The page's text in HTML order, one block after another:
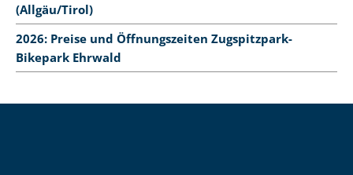
(Allgäu/Tirol)
2026: Preise und Öffnungszeiten Zugspitzpark-
Bikepark Ehrwald